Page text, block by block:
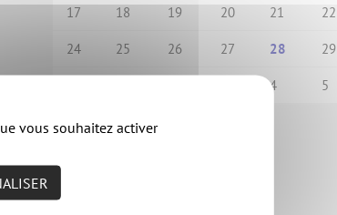
17 18 19 20 21 22
24 25 26 27 28 29
4 5
Filtrer par thématique
vous souhaitez activer